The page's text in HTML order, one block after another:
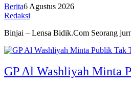
Berita6 Agustus 2026
Redaksi
Binjai – Lensa Bidik.Com Seorang
GP Al Washliyah Minta